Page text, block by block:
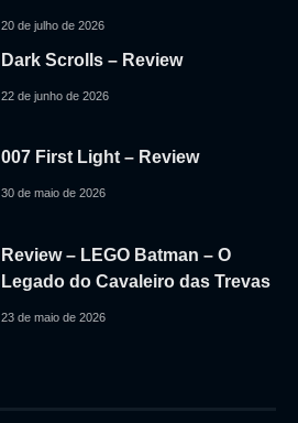
20 de julho de 2026
Dark Scrolls – Review
22 de junho de 2026
007 First Light – Review
30 de maio de 2026
Review – LEGO Batman – O
Legado do Cavaleiro das Trevas
23 de maio de 2026